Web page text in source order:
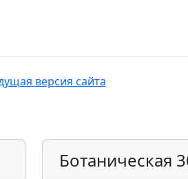
версия сайта
Ботаническая